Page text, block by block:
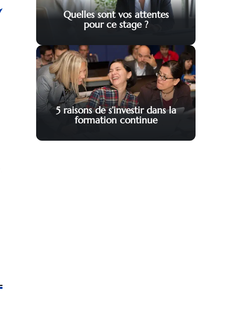
Quelles sont vos attentes
pour ce stage ?
5 raisons de s’investir dans la
formation continue